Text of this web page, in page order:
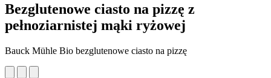
Bezglutenowe ciasto na pizzę z
pełnoziarnistej mąki ryżowej
Bauck Mühle Bio bezglutenowe ciasto na pizzę